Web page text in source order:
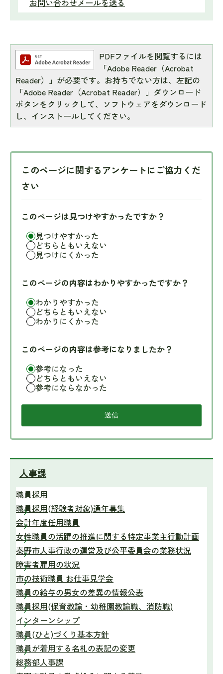
お問い合わせメールを送る
PDFファイルを閲覧するには
「Adobe Reader（Acrobat
Reader）」が必要です。お持ちでない方は、左記の
「Adobe Reader（Acrobat Reader）」ダウンロード
ボタンをクリックして、ソフトウェアをダウンロード
し、インストールしてください。
このページに関するアンケートにご協力くだ
さい
このページは見つけやすかったですか？
見つけやすかった
どちらともいえない
見つけにくかった
このページの内容はわかりやすかったですか？
わかりやすかった
どちらともいえない
わかりにくかった
このページの内容は参考になりましたか？
参考になった
どちらともいえない
参考にならなかった
人事課
職員採用
職員採用(経験者対象)通年募集
会計年度任用職員
女性職員の活躍の推進に関する特定事業主行動計画
秦野市人事行政の運営及び公平委員会の業務状況
障害者雇用の状況
市の技術職員 お仕事見学会
職員の給与の男女の差異の情報公表
職員採用(保育教諭・幼稚園教諭職、消防職)
インターンシップ
職員(ひと)づくり基本方針
職員が着用する名札の表記の変更
総務部人事課